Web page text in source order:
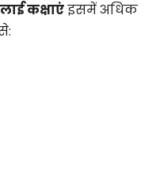
कक्षाएंइसमें अधिक